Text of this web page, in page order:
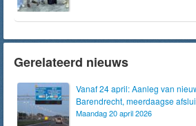
Gerelateerd nieuws
Vanaf 24 april: Aanleg van
Barendrecht, meerdaagse
Maandag 20 april 2026